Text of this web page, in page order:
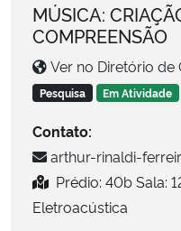
Ministério do Meio Ambiente
Ministério do Turismo
Ministério da Mulher, da Família e
MÚSICA:
COMPREENSÃO
Ver no Diretório de
Pesquisa Em Atividade
Contato:
arthur-rinaldi-
Prédio: 40b Sala:
Eletroacústica